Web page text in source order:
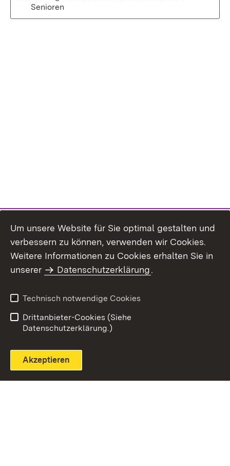
Senioren
Themenübersicht
Um unsere Website für Sie optimal gestalten und
verbessern zu können, verwenden wir Cookies.
Weitere Informationen zu Cookies erhalten Sie in
unserer
Datenschutzerklärung.
Technisch notwendige Cookies
Drittanbieter-Cookies (Siehe
Datenschutzerklärung.)
Akzeptieren